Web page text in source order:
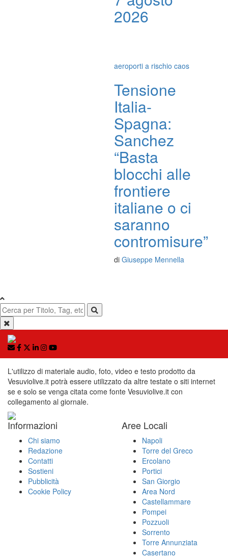
2026
aeroporti a rischio caos
Tensione
Italia-
Spagna:
Sanchez
“Basta
blocchi alle
frontiere
italiane o ci
saranno
contromisure”
di Giuseppe Mennella
L'utilizzo di materiale audio, foto, video e testo prodotto da
Vesuviolive.it potrà essere utilizzato da altre testate o siti internet
se e solo se venga citata come fonte Vesuviolive.it con
collegamento al giornale.
Informazioni
Chi siamo
Redazione
Contatti
Sostieni
Pubblicità
Cookie Policy
Aree Locali
Napoli
Torre del Greco
Ercolano
Portici
San Giorgio
Area Nord
Castellammare
Pompei
Pozzuoli
Sorrento
Torre Annunziata
Casertano